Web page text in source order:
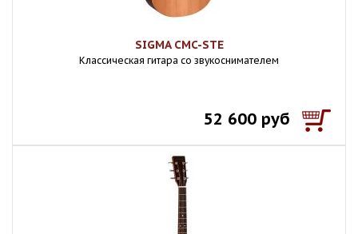
SIGMA CMC-STE
Классическая гитара со звукоснимателем
52 600 руб